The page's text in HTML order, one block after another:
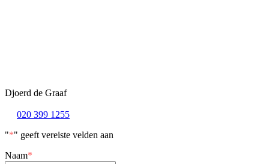
Djoerd de Graaf
020 399 1255
"*" geeft vereiste velden aan
Naam*